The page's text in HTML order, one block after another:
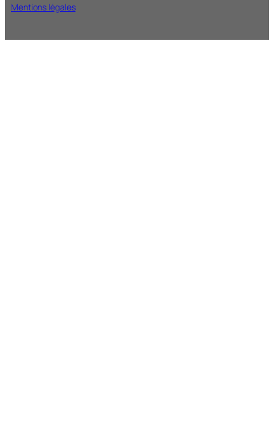
Mentions légales